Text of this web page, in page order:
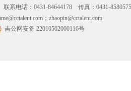
系电话：0431-84644178 传真：0431-
；zhaopin@cctalent.com
吉公网安备 22010502000116号